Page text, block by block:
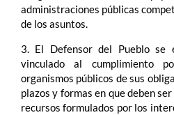
administraciones públicas
de los asuntos.
3. El Defensor del Pueblo se
vinculado al cumplimiento
organismos públicos de sus
plazos y formas en que deben
recursos formulados por los